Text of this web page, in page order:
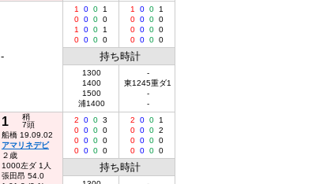
-
1 0 0
1
0 0 0 0
1
0 0
1
0 0 0 0
1 0 0
1
0 0 0 0
0 0 0 0
0 0 0 0
持ち時計
1300
1400
1500
浦1400
-
東1245重ダ1
-
-
1
稍
7頭
船橋 19.09.02
アマリネデビ
２歳
1000左ダ 1人
張田昂 54.0
2 0 0 3
0 0 0 0
0 0 0 0
0 0 0 0
2 0 0
1
0 0 0 2
0 0 0 0
0 0 0 0
持ち時計